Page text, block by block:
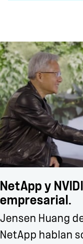
NetApp y
empresarial.
Jensen Huang
NetApp hablan